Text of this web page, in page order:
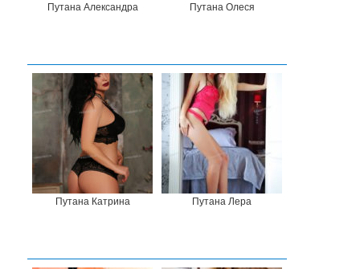
Путана Александра Путана Олеся
Путана Катрина Путана Лера